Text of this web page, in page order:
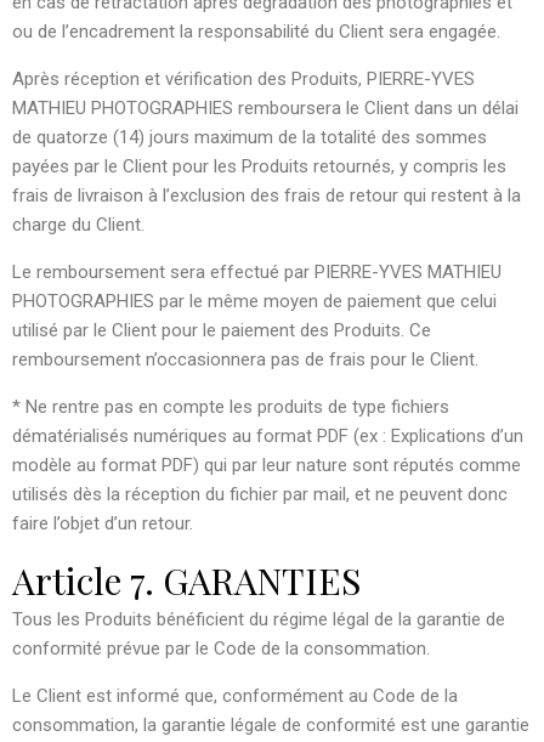
ou de l’encadrement la responsabilité du Client sera engagée.
Après réception et vérification des Produits, PIERRE-YVES
MATHIEU PHOTOGRAPHIES remboursera le Client dans un délai
de quatorze (14) jours maximum de la totalité des sommes
payées par le Client pour les Produits retournés, y compris les
frais de livraison à l’exclusion des frais de retour qui restent à la
charge du Client.
Le remboursement sera effectué par PIERRE-YVES MATHIEU
PHOTOGRAPHIES par le même moyen de paiement que celui
utilisé par le Client pour le paiement des Produits. Ce
remboursement n’occasionnera pas de frais pour le Client.
* Ne rentre pas en compte les produits de type fichiers
dématérialisés numériques au format PDF (ex : Explications d’un
modèle au format PDF) qui par leur nature sont réputés comme
utilisés dès la réception du fichier par mail, et ne peuvent donc
faire l’objet d’un retour.
Article 7. GARANTIES
Tous les Produits bénéficient du régime légal de la garantie de
conformité prévue par le Code de la consommation.
Le Client est informé que, conformément au Code de la
consommation, la garantie légale de conformité est une garantie